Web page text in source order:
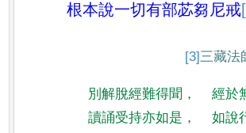
根本說一切有部苾芻尼戒
[3]三藏法
別解脫經難得聞 ，
經於
讀誦受持亦如是 ，
如說